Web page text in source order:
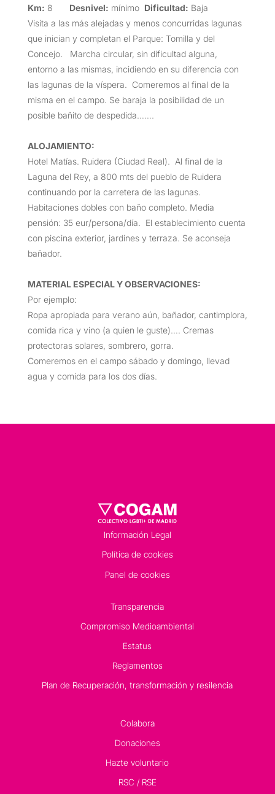
Km: 8 Desnivel: mínimo Dificultad: Baja
Visita a las más alejadas y menos concurridas lagunas
que inician y completan el Parque: Tomilla y del
Concejo. Marcha circular, sin dificultad alguna,
entorno a las mismas, incidiendo en su diferencia con
las lagunas de la víspera. Comeremos al final de la
misma en el campo. Se baraja la posibilidad de un
posible bañito de despedida…….
ALOJAMIENTO:
Hotel Matías. Ruidera (Ciudad Real). Al final de la
Laguna del Rey, a 800 mts del pueblo de Ruidera
continuando por la carretera de las lagunas.
Habitaciones dobles con baño completo. Media
pensión: 35 eur/persona/día. El establecimiento cuenta
con piscina exterior, jardines y terraza. Se aconseja
bañador.
MATERIAL ESPECIAL Y OBSERVACIONES:
Por ejemplo:
Ropa apropiada para verano aún, bañador, cantimplora,
comida rica y vino (a quien le guste)…. Cremas
protectoras solares, sombrero, gorra.
Comeremos en el campo sábado y domingo, llevad
agua y comida para los dos días.
Información Legal
Política de cookies
Panel de cookies
Transparencia
Compromiso Medioambiental
Estatus
Reglamentos
Plan de Recuperación, transformación y resilencia
Colabora
Donaciones
Hazte voluntario
RSC / RSE